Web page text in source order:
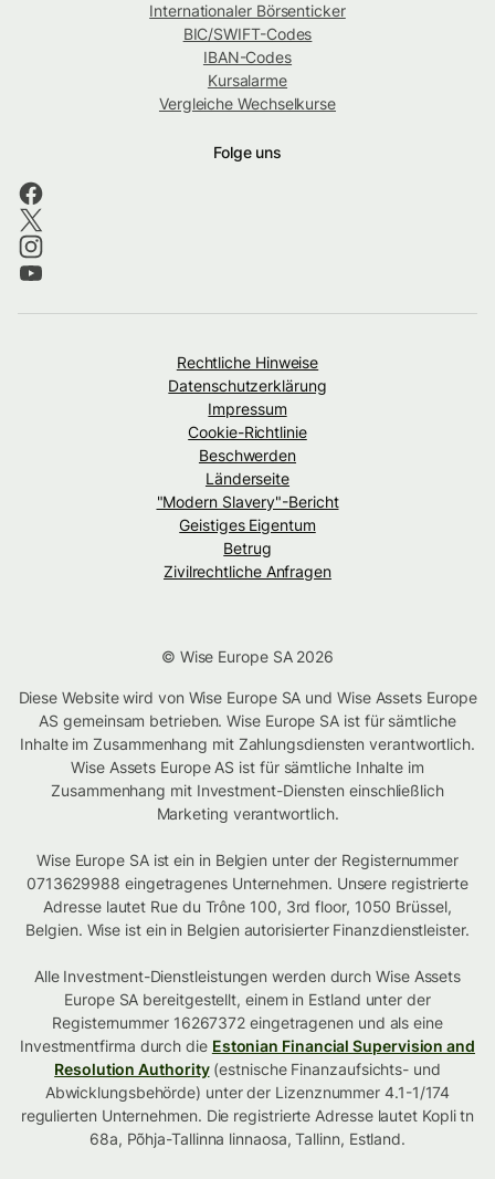
Internationaler Börsenticker
BIC/SWIFT-Codes
IBAN-Codes
Kursalarme
Vergleiche Wechselkurse
Folge uns
Rechtliche Hinweise
Datenschutzerklärung
Impressum
Cookie-Richtlinie
Beschwerden
Länderseite
"Modern Slavery"-Bericht
Geistiges Eigentum
Betrug
Zivilrechtliche Anfragen
© Wise Europe SA 2026
Diese Website wird von Wise Europe SA und Wise Assets Europe
AS gemeinsam betrieben. Wise Europe SA ist für sämtliche
Inhalte im Zusammenhang mit Zahlungsdiensten verantwortlich.
Wise Assets Europe AS ist für sämtliche Inhalte im
Zusammenhang mit Investment-Diensten einschließlich
Marketing verantwortlich.
Wise Europe SA ist ein in Belgien unter der Registernummer
0713629988 eingetragenes Unternehmen. Unsere registrierte
Adresse lautet Rue du Trône 100, 3rd floor, 1050 Brüssel,
Belgien. Wise ist ein in Belgien autorisierter Finanzdienstleister.
Alle Investment-Dienstleistungen werden durch Wise Assets
Europe SA bereitgestellt, einem in Estland unter der
Registernummer 16267372 eingetragenen und als eine
Investmentfirma durch die Estonian Financial Supervision and
Resolution Authority(estnische Finanzaufsichts- und
Abwicklungsbehörde) unter der Lizenznummer 4.1-1/174
regulierten Unternehmen. Die registrierte Adresse lautet Kopli tn
68a, Põhja-Tallinna linnaosa, Tallinn, Estland.